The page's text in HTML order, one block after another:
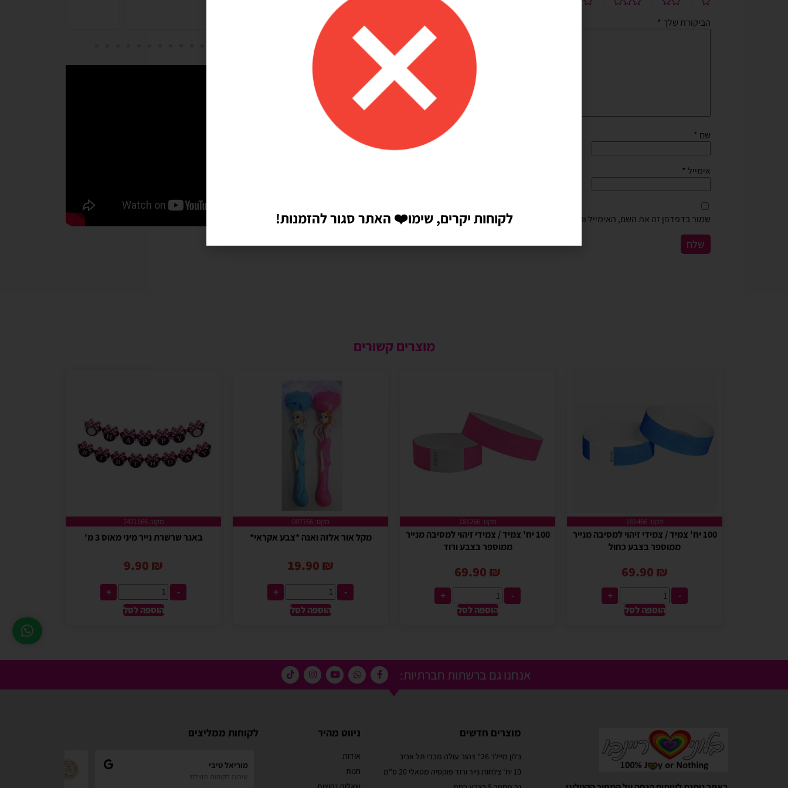
הביקורת שלך *
שם *
אימייל *
שמור בדפדפן זה את השם, האימייל והאתר שלי לפעם הבאה שאגיב.
מוצרים קשורים
מקט: 181466
100 יח' צמיד / צמידי זיהוי למסיבה מנייר
ממוספר בצבע כחול
69.90 ₪
-
+
הוספה לסל
מקט: 181266
100 יח' צמיד / צמידי זיהוי למסיבה מנייר
ממוספר בצבע ורוד
69.90 ₪
-
+
הוספה לסל
מקט: 097766
מקל אור אלזה ואנה *צבע אקראי*
19.90 ₪
-
+
הוספה לסל
מקט: 7471166
באנר שרשרת נייר מיני מאוס 3 מ'
9.90 ₪
-
+
הוספה לסל
אנחנו גם ברשתות חברתיות:
מוצרים חדשים
בלון מיילר 26" צהוב עולה מכבי תל אביב
10 יח' צלחות נייר ורוד פוקסיה מטאלי 20 ס"מ
ניווט מהיר
אודות
חנות
לקוחות ממליצים
בלוני ריינבאו הפכו להיות חלק קסום בבוקר
שירות לקוחות מוצלח!
Shilav Sayag
איכות מדהימה!
לקוחות יקרים, שימו❤️ האתר סגור להזמנות!